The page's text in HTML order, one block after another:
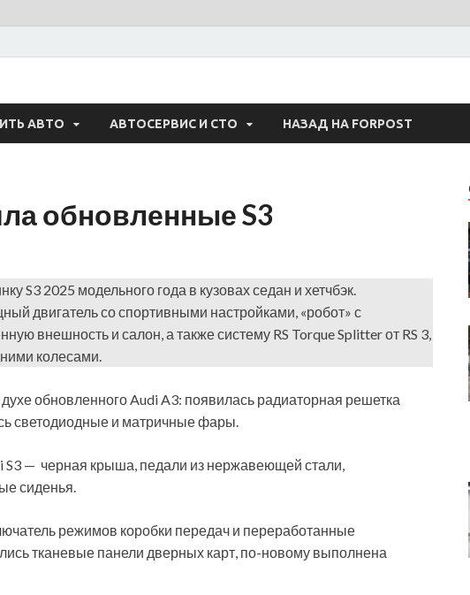
— Авто
АВТО АВТОСЕРВИС И СТО НАЗАД НА FORPOST
обновленные S3
S3 2025 модельного года в кузовах седан и хетчбэк.
двигатель со спортивными настройками, «робот» с
внешность и салон, а также систему RS Torque Splitter от RS 3,
колесами.
обновленного Audi A3: появилась радиаторная решетка
светодиодные и матричные фары.
S3 — черная крыша, педали из нержавеющей стали,
сиденья.
режимов коробки передач и переработанные
тканевые панели дверных карт, по-новому выполнена